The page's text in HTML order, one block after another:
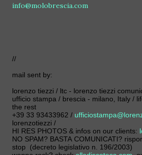
info@molobrescia.com
//
mail sent by:
lorenzo tiezzi / ltc - lorenzo tiezzi
ufficio stampa / brescia - milano, Italy /
the rest
+39 33 93433962 /
lorenzotiezzi /
HI RES PHOTOS & infos on our clients:
NO SPAM? BASTA COMUNICATI?
stop (decreto legislativo n. 196/2003)